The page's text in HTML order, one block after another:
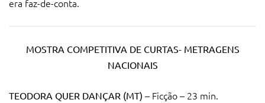
era faz-de-conta.
MOSTRA COMPETITIVA DE CURTAS- METRAGENS
NACIONAIS
TEODORA QUER DANÇAR (MT) – Ficção – 23 min.